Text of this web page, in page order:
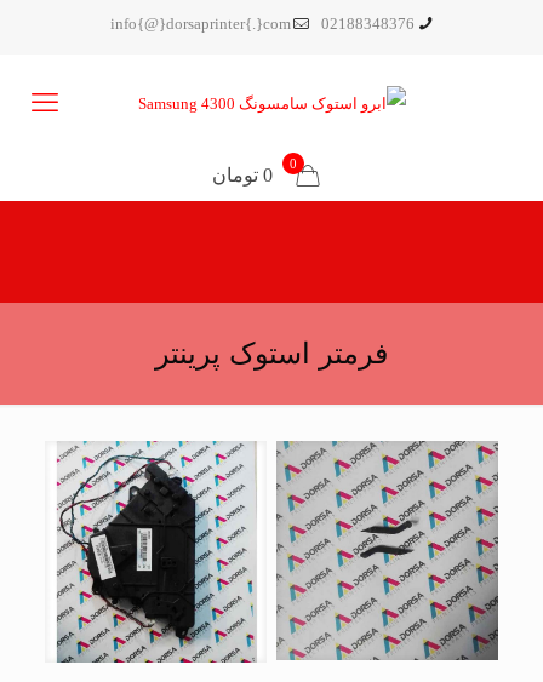
02188348376
info{@}dorsaprinter{.}com
0
0 تومان
فرمتر استوک پرینتر